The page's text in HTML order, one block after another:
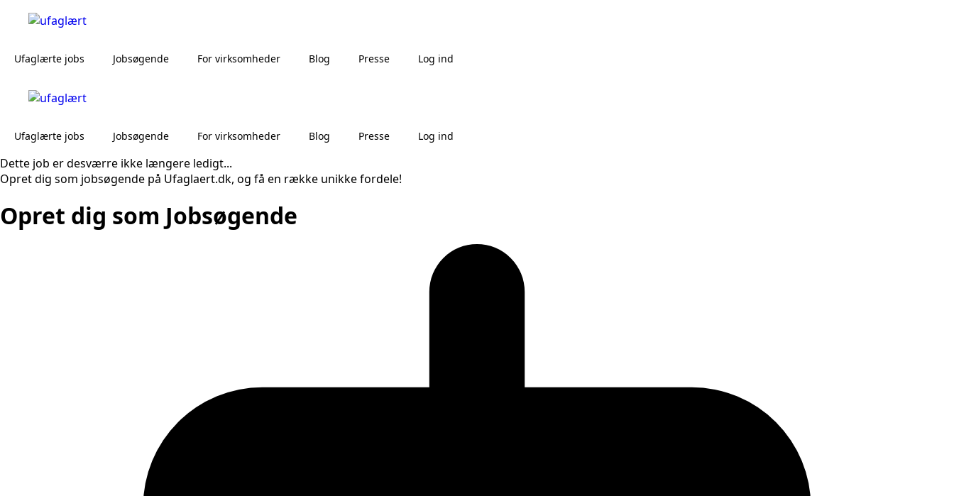
Ufaglærte jobs Jobsøgende For virksomheder Blog Presse Log ind
Ufaglærte jobs Jobsøgende For virksomheder Blog Presse Log ind
Dette job er desværre ikke længere ledigt...
Opret dig som jobsøgende på Ufaglaert.dk, og få en række unikke fordele!
Opret dig som Jobsøgende